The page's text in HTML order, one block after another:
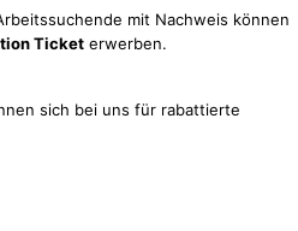
mit Nachweis können
Ticket erwerben.
sich bei uns für rabattierte